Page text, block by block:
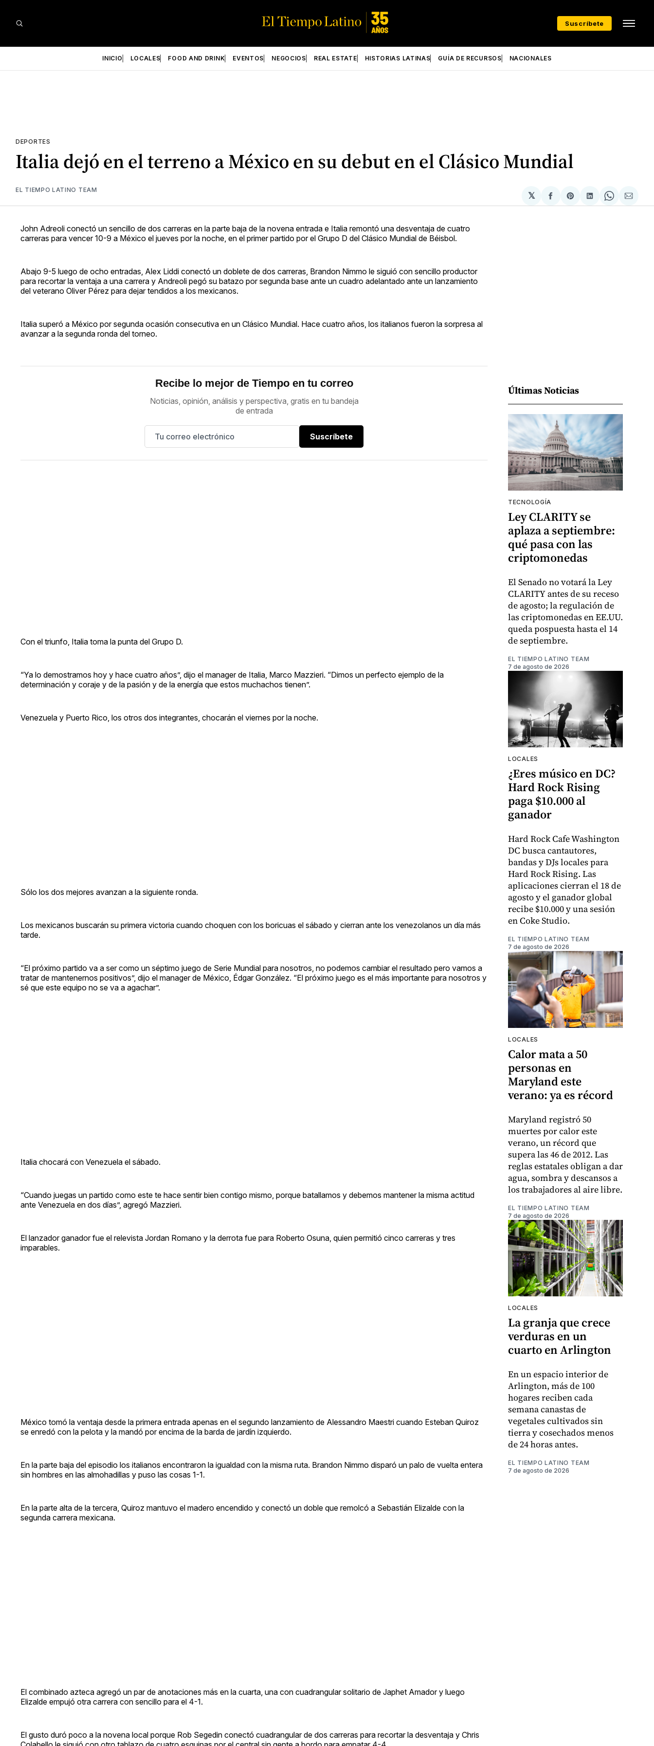
Suscríbete
INICIO LOCALES FOOD AND DRINK EVENTOS NEGOCIOS REAL ESTATE HISTORIAS LATINAS GUÍA DE RECURSOS NACIONALES
DEPORTES
Italia dejó en el terreno a México en su debut en el Clásico Mundial
EL TIEMPO LATINO TEAM
𝕏
Compartir
en
Share
on
Compartir
en
Share
on
via
John Adreoli conectó un sencillo de dos carreras en la parte baja de la novena entrada e Italia remontó una desventaja de cuatro
carreras para vencer 10-9 a México el jueves por la noche, en el primer partido por el Grupo D del Clásico Mundial de Béisbol.
Abajo 9-5 luego de ocho entradas, Alex Liddi conectó un doblete de dos carreras, Brandon Nimmo le siguió con sencillo productor
para recortar la ventaja a una carrera y Andreoli pegó su batazo por segunda base ante un cuadro adelantado ante un lanzamiento
del veterano Oliver Pérez para dejar tendidos a los mexicanos.
Italia superó a México por segunda ocasión consecutiva en un Clásico Mundial. Hace cuatro años, los italianos fueron la sorpresa al
avanzar a la segunda ronda del torneo.
Recibe lo mejor de Tiempo en tu correo
Noticias, opinión, análisis y perspectiva, gratis en tu bandeja
de entrada
Suscríbete
Con el triunfo, Italia toma la punta del Grupo D.
“Ya lo demostramos hoy y hace cuatro años”, dijo el manager de Italia, Marco Mazzieri. “Dimos un perfecto ejemplo de la
determinación y coraje y de la pasión y de la energía que estos muchachos tienen”.
Venezuela y Puerto Rico, los otros dos integrantes, chocarán el viernes por la noche.
Sólo los dos mejores avanzan a la siguiente ronda.
Los mexicanos buscarán su primera victoria cuando choquen con los boricuas el sábado y cierran ante los venezolanos un día más
tarde.
“El próximo partido va a ser como un séptimo juego de Serie Mundial para nosotros, no podemos cambiar el resultado pero vamos a
tratar de mantenernos positivos”, dijo el manager de México, Édgar González. “El próximo juego es el más importante para nosotros y
sé que este equipo no se va a agachar”.
Italia chocará con Venezuela el sábado.
“Cuando juegas un partido como este te hace sentir bien contigo mismo, porque batallamos y debemos mantener la misma actitud
ante Venezuela en dos días”, agregó Mazzieri.
El lanzador ganador fue el relevista Jordan Romano y la derrota fue para Roberto Osuna, quien permitió cinco carreras y tres
imparables.
México tomó la ventaja desde la primera entrada apenas en el segundo lanzamiento de Alessandro Maestri cuando Esteban Quiroz
se enredó con la pelota y la mandó por encima de la barda de jardín izquierdo.
En la parte baja del episodio los italianos encontraron la igualdad con la misma ruta. Brandon Nimmo disparó un palo de vuelta entera
sin hombres en las almohadillas y puso las cosas 1-1.
En la parte alta de la tercera, Quiroz mantuvo el madero encendido y conectó un doble que remolcó a Sebastián Elizalde con la
segunda carrera mexicana.
El combinado azteca agregó un par de anotaciones más en la cuarta, una con cuadrangular solitario de Japhet Amador y luego
Elizalde empujó otra carrera con sencillo para el 4-1.
El gusto duró poco a la novena local porque Rob Segedin conectó cuadrangular de dos carreras para recortar la desventaja y Chris
Últimas Noticias
TECNOLOGÍA
Ley CLARITY se
aplaza a septiembre:
qué pasa con las
criptomonedas
El Senado no votará la Ley
CLARITY antes de su receso
de agosto; la regulación de
las criptomonedas en EE.UU.
queda pospuesta hasta el 14
de septiembre.
EL TIEMPO LATINO TEAM
7 de agosto de 2026
LOCALES
¿Eres músico en DC?
Hard Rock Rising
paga $10.000 al
ganador
Hard Rock Cafe Washington
DC busca cantautores,
bandas y DJs locales para
Hard Rock Rising. Las
aplicaciones cierran el 18 de
agosto y el ganador global
recibe $10.000 y una sesión
en Coke Studio.
EL TIEMPO LATINO TEAM
7 de agosto de 2026
LOCALES
Calor mata a 50
personas en
Maryland este
verano: ya es récord
Maryland registró 50
muertes por calor este
verano, un récord que
supera las 46 de 2012. Las
reglas estatales obligan a dar
agua, sombra y descansos a
los trabajadores al aire libre.
EL TIEMPO LATINO TEAM
7 de agosto de 2026
LOCALES
La granja que crece
verduras en un
cuarto en Arlington
En un espacio interior de
Arlington, más de 100
hogares reciben cada
semana canastas de
vegetales cultivados sin
tierra y cosechados menos
de 24 horas antes.
EL TIEMPO LATINO TEAM
7 de agosto de 2026